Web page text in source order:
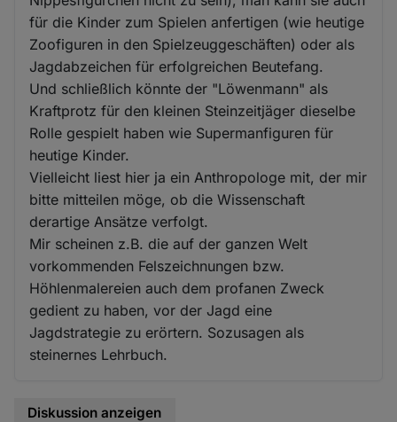
für die Kinder zum Spielen anfertigen (wie heutige
Zoofiguren in den Spielzeuggeschäften) oder als
Jagdabzeichen für erfolgreichen Beutefang.
Und schließlich könnte der "Löwenmann" als
Kraftprotz für den kleinen Steinzeitjäger dieselbe
Rolle gespielt haben wie Supermanfiguren für
heutige Kinder.
Vielleicht liest hier ja ein Anthropologe mit, der mir
bitte mitteilen möge, ob die Wissenschaft
derartige Ansätze verfolgt.
Mir scheinen z.B. die auf der ganzen Welt
vorkommenden Felszeichnungen bzw.
Höhlenmalereien auch dem profanen Zweck
gedient zu haben, vor der Jagd eine
Jagdstrategie zu erörtern. Sozusagen als
steinernes Lehrbuch.
Diskussion anzeigen